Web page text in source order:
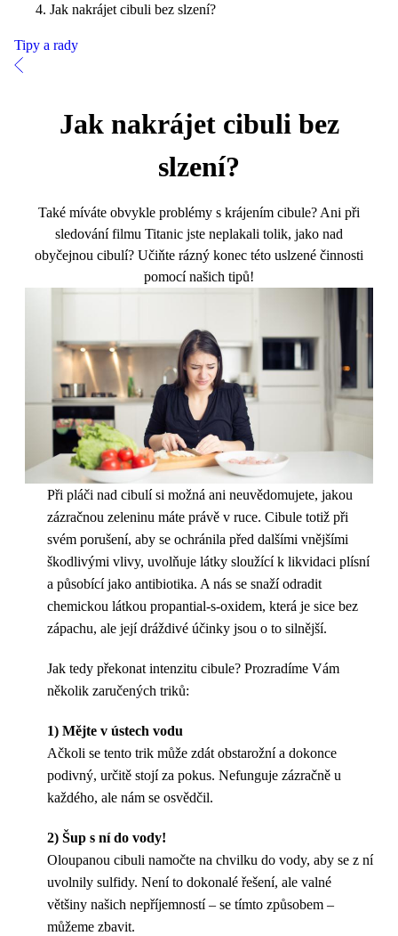
Jak nakrájet cibuli bez slzení?
Tipy a rady
Jak nakrájet cibuli bez
slzení?
Také míváte obvykle problémy s krájením cibule? Ani při
sledování filmu Titanic jste neplakali tolik, jako nad
obyčejnou cibulí? Učiňte rázný konec této uslzené činnosti
pomocí našich tipů!
Při pláči nad cibulí si možná ani neuvědomujete, jakou
zázračnou zeleninu máte právě v ruce. Cibule totiž při
svém porušení, aby se ochránila před dalšími vnějšími
škodlivými vlivy, uvolňuje látky sloužící k likvidaci plísní
a působící jako antibiotika. A nás se snaží odradit
chemickou látkou propantial-s-oxidem, která je sice bez
zápachu, ale její dráždivé účinky jsou o to silnější.
Jak tedy překonat intenzitu cibule? Prozradíme Vám
několik zaručených triků:
1) Mějte v ústech vodu
Ačkoli se tento trik může zdát obstarožní a dokonce
podivný, určitě stojí za pokus. Nefunguje zázračně u
každého, ale nám se osvědčil.
2) Šup s ní do vody!
Oloupanou cibuli namočte na chvilku do vody, aby se z ní
uvolnily sulfidy. Není to dokonalé řešení, ale valné
většiny našich nepříjemností – se tímto způsobem –
můžeme zbavit.